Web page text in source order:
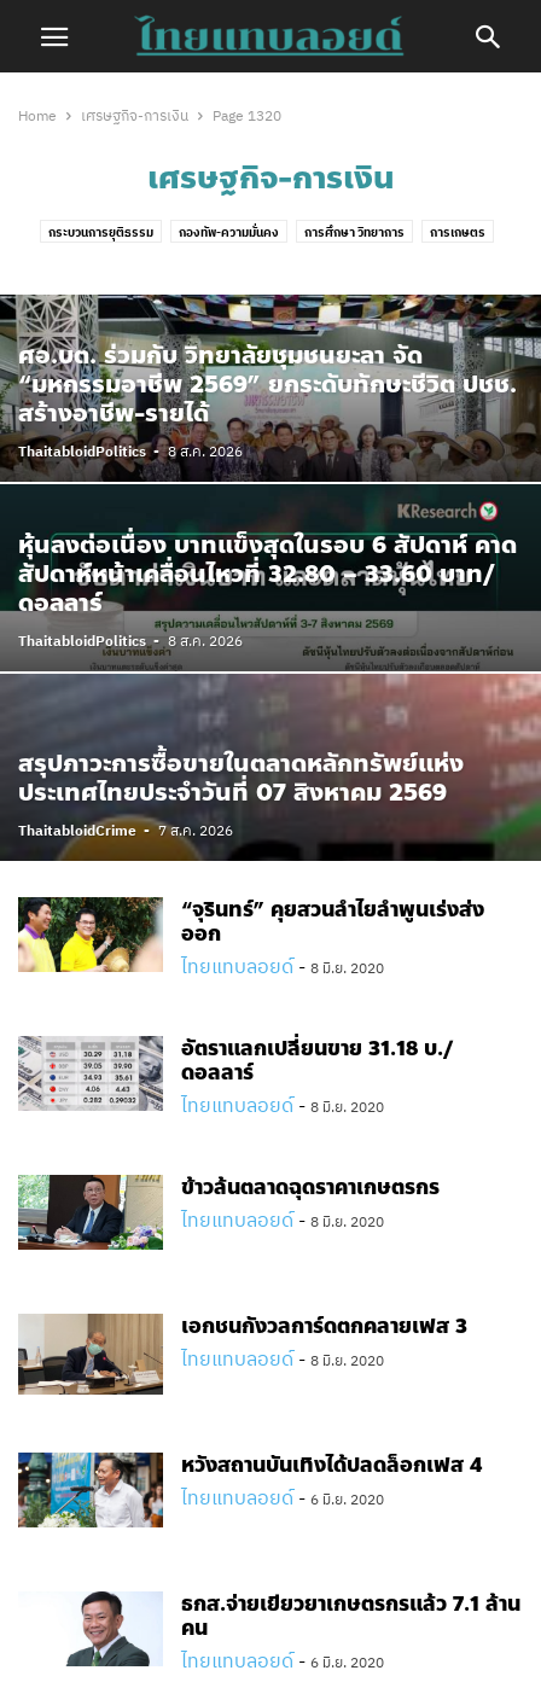
Home เศรษฐกิจ-การเงิน Page 1320
เศรษฐกิจ-การเงิน
กระบวนการยุติธรรม กองทัพ-ความมั่นคง การศึกษา วิทยาการ
การเกษตร
วัฒนธรรม-ประเพณี
วีดีโอ สังคม
สิทธิมนุษยชน-ความเท่าเทียม
สุขภาพ-สิ่งแวดล้อม
อุบัติเหตุ-ภัยพิบัติ เด็กและเยาวชน
เฟคนิวส์
เศรษฐกิจ-การเงิน
ไลฟ์สไตล์
ศอ.บต. ร่วมกับ วิทยาลัยชุมชนยะลา จัด
“มหกรรมอาชีพ 2569” ยกระดับทักษะชีวิต ปชช.
สร้างอาชีพ-รายได้
ThaitabloidPolitics - 8 ส.ค. 2026
หุ้นลงต่อเนื่อง บาทแข็งสุดในรอบ 6 สัปดาห์ คาด
สัปดาห์หน้าเคลื่อนไหวที่ 32.80 – 33.60 บาท/
ดอลลาร์
ThaitabloidPolitics - 8 ส.ค. 2026
สรุปภาวะการซื้อขายในตลาดหลักทรัพย์แห่ง
ประเทศไทยประจำวันที่ 07 สิงหาคม 2569
ThaitabloidCrime - 7 ส.ค. 2026
“จุรินทร์” คุยสวนลำไยลำพูนเร่งส่ง
ออก
ไทยแทบลอยด์ - 8 มิ.ย. 2020
อัตราแลกเปลี่ยนขาย 31.18 บ./
ดอลลาร์
ไทยแทบลอยด์ - 8 มิ.ย. 2020
ข้าวล้นตลาดฉุดราคาเกษตรกร
ไทยแทบลอยด์ - 8 มิ.ย. 2020
เอกชนกังวลการ์ดตกคลายเฟส 3
ไทยแทบลอยด์ - 8 มิ.ย. 2020
หวังสถานบันเทิงได้ปลดล็อกเฟส 4
ไทยแทบลอยด์ - 6 มิ.ย. 2020
ธกส.จ่ายเยียวยาเกษตรกรแล้ว 7.1 ล้าน
คน
ไทยแทบลอยด์ - 6 มิ.ย. 2020